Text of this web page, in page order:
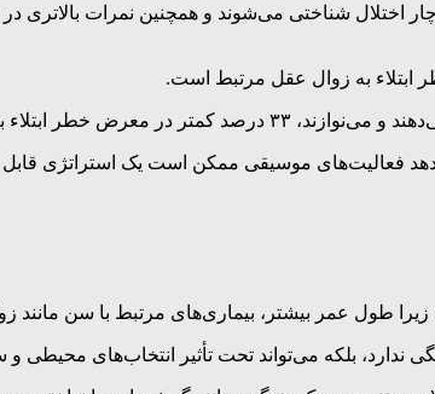
همیشه به موسیقی گوش می‌دهند، ۱۷ درصد کمتر دچار اختلال شناختی
معرض اختلال شناختی قرار دارند.
فعالیت‌های موسیقی ممکن است یک استراتژی
طول عمر بیشتر، بیماری‌های مرتبط با سن مانند
بلکه می‌تواند تحت تأثیر انتخاب‌های محیطی و